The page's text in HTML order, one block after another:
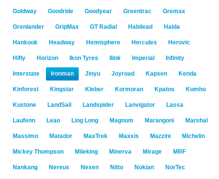
Goldway Goodride Goodyear Greentrac Gremax
Grenlander GripMax GT Radial Habilead Haida
Hankook Headway Hemisphere Hercules Herovic
Hifly Horizon Ikon Tyres Ilink Imperial Infinity
Interstate Ironman Jinyu Joyroad Kapsen Kenda
Kinforest Kingstar Kleber Kormoran Kpatos Kumho
Kustone LandSail Landspider Lanvigator Lassa
Laufenn Leao Ling Long Magnum Marangoni Marshal
Massimo Matador MaxTrek Maxxis Mazzini Michelin
Mickey Thompson Mileking Minerva Mirage MRF
Nankang Nereus Nexen Nitto Nokian NorTec